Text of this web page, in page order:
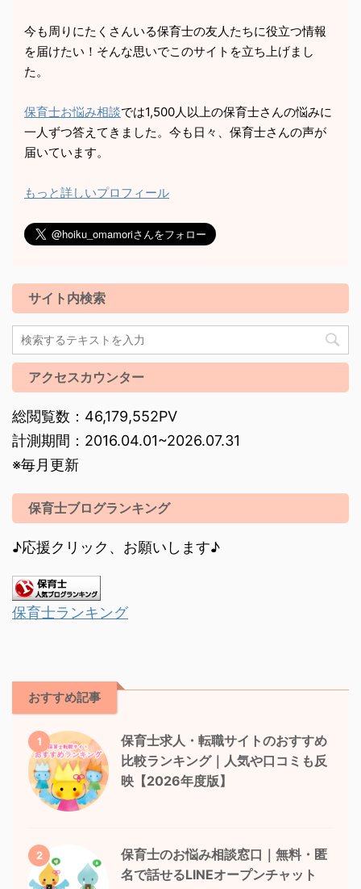
今も周りにたくさんいる保育士の友人たちに役立つ情報
を届けたい！そんな思いでこのサイトを立ち上げまし
た。
保育士お悩み相談では1,500人以上の保育士さんの悩みに
一人ずつ答えてきました。今も日々、保育士さんの声が
届いています。
もっと詳しいプロフィール
サイト内検索
アクセスカウンター
総閲覧数：46,179,552PV
計測期間：2016.04.01~2026.07.31
※毎月更新
保育士ブログランキング
♪応援クリック、お願いします♪
保育士ランキング
おすすめ記事
1
保育士求人・転職サイトのおすすめ
比較ランキング｜人気や口コミも反
映【2026年度版】
2
保育士のお悩み相談窓口｜無料・匿
名で話せるLINEオープンチャット